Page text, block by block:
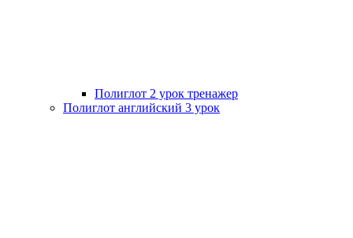
Полиглот 2 урок тренажер
Полиглот английский 3 урок